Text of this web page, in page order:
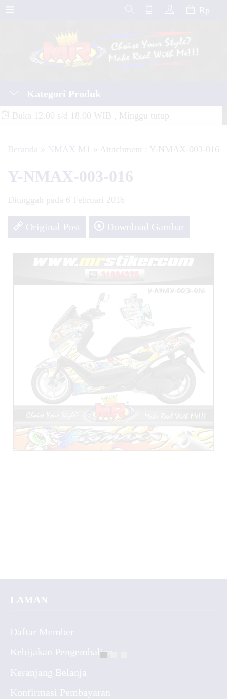
Rp
Kategori Produk
Buka 12.00 s/d 18.00 WIB , Minggu tutup
Beranda » NMAX M1 » Attachment : Y-NMAX-003-016
Y-NMAX-003-016
Diunggah pada 6 Februari 2016
Original Post Download Gambar
LAMAN
Daftar Member
Kebijakan Pengembalian
Keranjang Belanja
Konfirmasi Pembayaran